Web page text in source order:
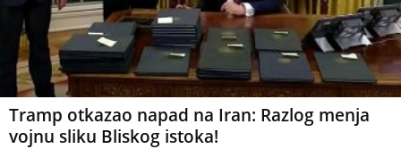
Tramp otkazao napad na Iran: Razlog menja
vojnu sliku Bliskog istoka!